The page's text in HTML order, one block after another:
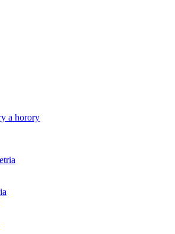
a horory